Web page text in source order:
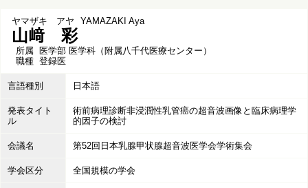
ヤマザキ アヤ YAMAZAKI Aya
山﨑 彩
所属 医学部 医学科（附属八千代医療センター）
職種 登録医
言語種別 日本語
発表タイト
ル
術前病理診断非浸潤性乳管癌の超音波画像と臨床病理学
的因子の検討
会議名 第52回日本乳腺甲状腺超音波医学会学術集会
学会区分 全国規模の学会